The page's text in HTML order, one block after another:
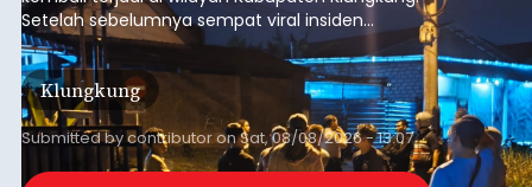
Setelah sebelumnya sempat viral insiden
keributan di barat Pasar Galiran, peristiwa serupa
kini menimpa seorang pemuda asal Kabupaten
Sumba Barat Daya (SBD), Nusa Tenggara Timur
(NTT).
Klungkung
Submitted bycontributoronSat, 08/08/2026 - 13:07